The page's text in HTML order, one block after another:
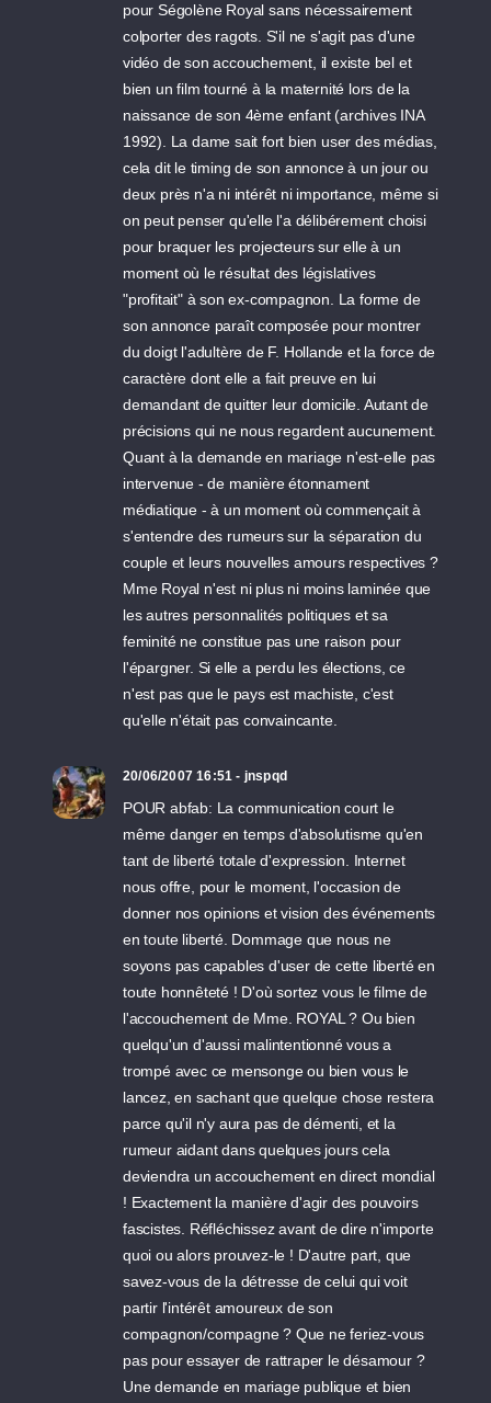
pour Ségolène Royal sans nécessairement
colporter des ragots. S'il ne s'agit pas d'une
vidéo de son accouchement, il existe bel et
bien un film tourné à la maternité lors de la
naissance de son 4ème enfant (archives INA
1992). La dame sait fort bien user des médias,
cela dit le timing de son annonce à un jour ou
deux près n'a ni intérêt ni importance, même si
on peut penser qu'elle l'a délibérement choisi
pour braquer les projecteurs sur elle à un
moment où le résultat des législatives
"profitait" à son ex-compagnon. La forme de
son annonce paraît composée pour montrer
du doigt l'adultère de F. Hollande et la force de
caractère dont elle a fait preuve en lui
demandant de quitter leur domicile. Autant de
précisions qui ne nous regardent aucunement.
Quant à la demande en mariage n'est-elle pas
intervenue - de manière étonnament
médiatique - à un moment où commençait à
s'entendre des rumeurs sur la séparation du
couple et leurs nouvelles amours respectives ?
Mme Royal n'est ni plus ni moins laminée que
les autres personnalités politiques et sa
feminité ne constitue pas une raison pour
l'épargner. Si elle a perdu les élections, ce
n'est pas que le pays est machiste, c'est
qu'elle n'était pas convaincante.
20/06/2007 16:51 - jnspqd
POUR abfab: La communication court le
même danger en temps d'absolutisme qu'en
tant de liberté totale d'expression. Internet
nous offre, pour le moment, l'occasion de
donner nos opinions et vision des événements
en toute liberté. Dommage que nous ne
soyons pas capables d'user de cette liberté en
toute honnêteté ! D'où sortez vous le filme de
l'accouchement de Mme. ROYAL ? Ou bien
quelqu'un d'aussi malintentionné vous a
trompé avec ce mensonge ou bien vous le
lancez, en sachant que quelque chose restera
parce qu'il n'y aura pas de démenti, et la
rumeur aidant dans quelques jours cela
deviendra un accouchement en direct mondial
! Exactement la manière d'agir des pouvoirs
fascistes. Réfléchissez avant de dire n'importe
quoi ou alors prouvez-le ! D'autre part, que
savez-vous de la détresse de celui qui voit
partir l'intérêt amoureux de son
compagnon/compagne ? Que ne feriez-vous
pas pour essayer de rattraper le désamour ?
Une demande en mariage publique et bien